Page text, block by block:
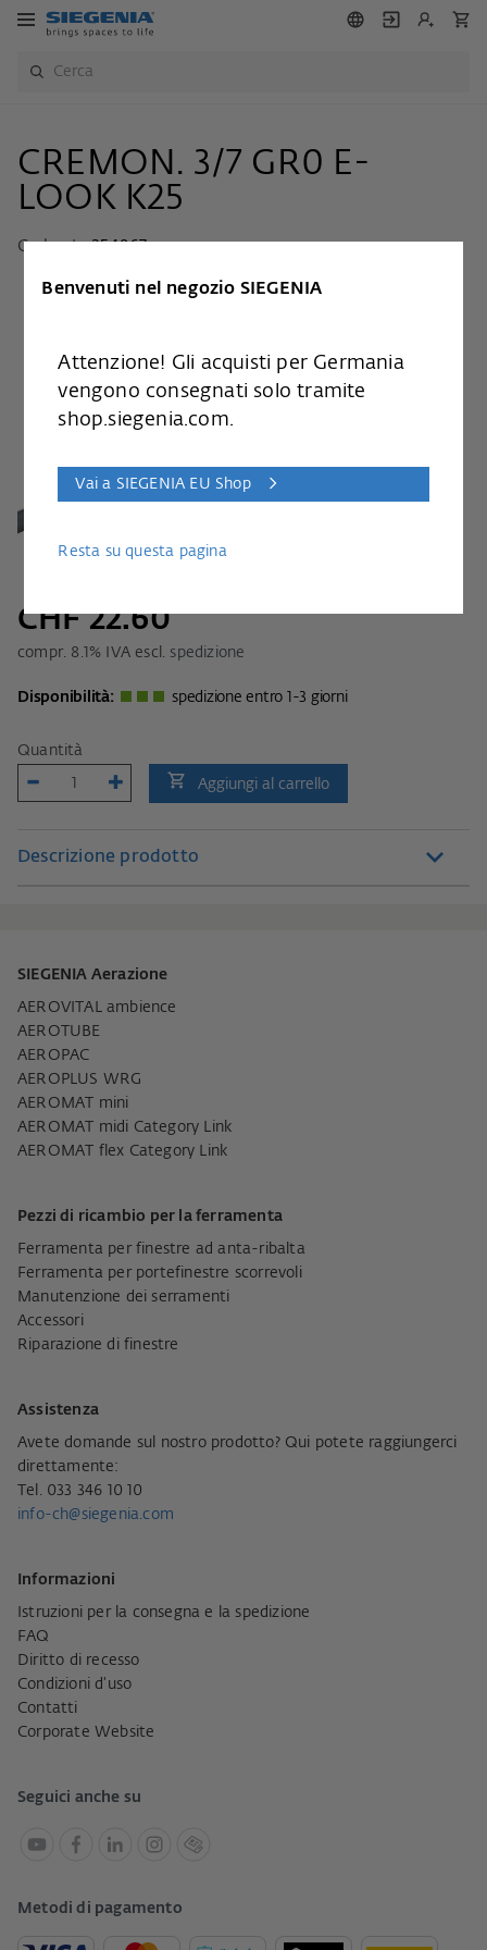
CREMON. 3/7 GR0 E-
LOOK K25
Cod. art.:254967
CHF 22.60
compr. 8.1 % IVA escl. spedizione
Disponibilità: spedizione entro 1-3 giorni
Quantità
Aggiungi al carrello
Descrizione prodotto
SIEGENIA Aerazione
AEROVITAL ambience
AEROTUBE
AEROPAC
AEROPLUS WRG
AEROMAT mini
AEROMAT midi Category Link
AEROMAT flex Category Link
Pezzi di ricambio per la ferramenta
Ferramenta per finestre ad anta-ribalta
Ferramenta per portefinestre scorrevoli
Manutenzione dei serramenti
Accessori
Riparazione di finestre
Assistenza
Avete domande sul nostro prodotto? Qui potete raggiungerci
direttamente:
Tel. 033 346 10 10
info-ch@siegenia.com
Informazioni
Istruzioni per la consegna e la spedizione
FAQ
Diritto di recesso
Condizioni d'uso
Contatti
Corporate Website
Seguici anche su
Metodi di pagamento
Benvenuti nel negozio SIEGENIA
Attenzione! Gli acquisti per Germania
vengono consegnati solo tramite
shop.siegenia.com.
Vai a SIEGENIA EU Shop
Resta su questa pagina